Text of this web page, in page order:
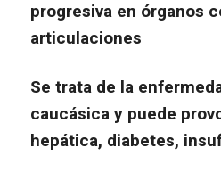
progresiva en órganos
articulaciones
Se trata de la
caucásica y puede
hepática, diabetes,